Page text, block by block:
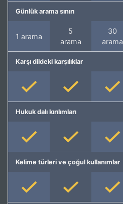
Günlük arama sınırı
1 arama
5
arama
30
arama
Karşı dildeki karşılıklar
Hukuk dalı kırılımları
Kelime türleri ve çoğul kullanımlar